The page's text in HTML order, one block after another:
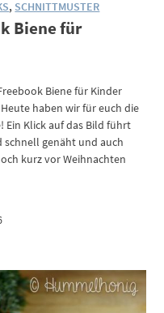
, SCHNITTMUSTER
Biene für
Biene für Kinder
haben wir für euch die
Ein Klick auf das Bild führt
schnell genäht und auch
kurz vor Weihnachten